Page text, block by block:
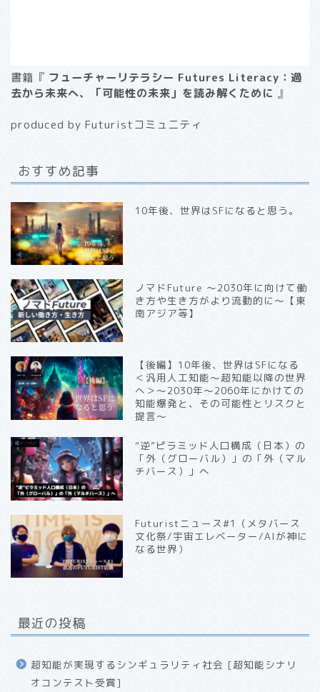
書籍『 フューチャーリテラシー Futures Literacy：過
去から未来へ、「可能性の未来」を読み解くために 』
produced by Futuristコミュニティ
おすすめ記事
10年後、世界はSFになると思う。
ノマドFuture 〜2030年に向けて働
き方や生き方がより流動的に〜【東
南アジア等】
【後編】10年後、世界はSFになる
＜汎用人工知能〜超知能以降の世界
へ＞〜2030年〜2060年にかけての
知能爆発と、その可能性とリスクと
提言〜
“逆”ピラミッド人口構成（日本）の
「外（グローバル）」の「外（マル
チバース）」へ
Futuristニュース#1（メタバース
文化祭/宇宙エレベーター/AIが神に
なる世界）
最近の投稿
超知能が実現するシンギュラリティ社会 [超知能シナリ
オコンテスト受賞]